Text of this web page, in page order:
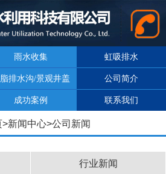
雨水收集 虹吸排水
排水沟/景观井盖 公司简介
成功案例 联系我们
>新闻中心>公司新闻
行业新闻